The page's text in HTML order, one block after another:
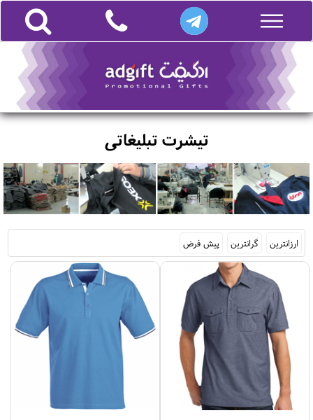
تیشرت تبلیغاتی
ارزانترین گرانترین پیش فرض